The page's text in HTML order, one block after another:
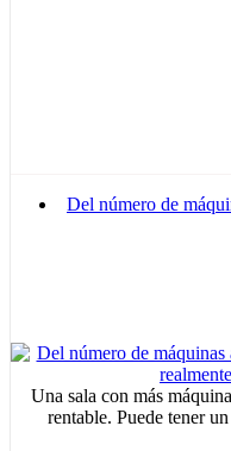
Del número de
Una sala con más
rentable. Puede tener